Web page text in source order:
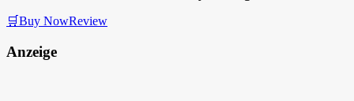
🛒Buy NowReview
Anzeige